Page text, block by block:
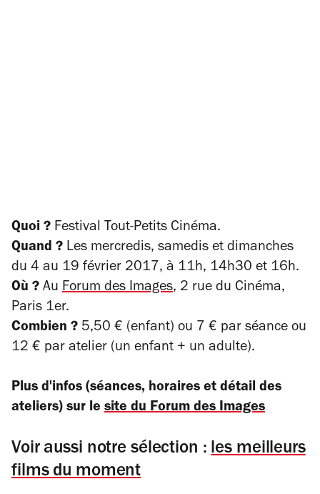
Quoi ? Festival Tout-Petits Cinéma.
Quand ? Les mercredis, samedis et dimanches
du 4 au 19 février 2017, à 11h, 14h30 et 16h.
Où ? Au Forum des Images, 2 rue du Cinéma,
Paris 1er.
Combien ? 5,50 € (enfant) ou 7 € par séance ou
12 € par atelier (un enfant + un adulte).
Plus d'infos (séances, horaires et détail des
ateliers) sur le site du Forum des Images
Voir aussi notre sélection : les meilleurs
films du moment